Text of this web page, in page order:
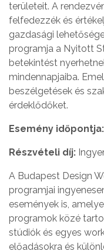
területeit. A
felfedezzék és
gazdasági
programja a Nyitott
betekintést
mindennapjaiba.
beszélgetések és
érdeklődőket.
Esemény időpontja:
Részvételi díj:
A Budapest Design
programjai
események is,
programok közé
stúdiók és egyes
előadásokra és